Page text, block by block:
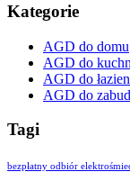
Kategorie
AGD do domu
AGD do
AGD do
AGD do
Tagi
bezpłatny odbiór